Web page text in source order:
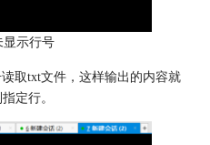
显示行号
取txt文件，这样输出的内容就
定行。